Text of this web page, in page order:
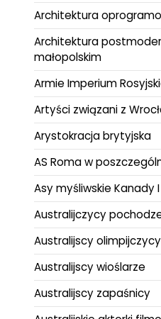
Architektura
Architektura
małopolskim
Armie Imperium
Artyści związani z
Arystokracja brytyjska
AS Roma w
Asy myśliwskie Kanady
Australijczycy
Australijscy
Australijscy wioślarze
Australijscy zapaśnicy